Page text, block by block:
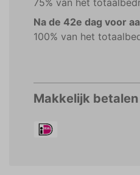
75% van het
Na de 42e dag voor
100% van het
Makkelijk